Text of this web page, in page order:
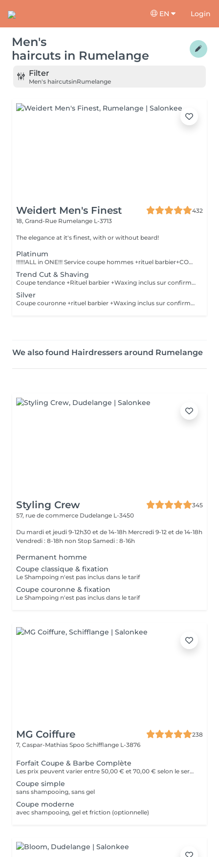
EN Login
Men's
haircuts in Rumelange
Filter
Men's haircutsinRumelange
Weidert Men's Finest
432
18, Grand-Rue Rumelange L-3713
The elegance at it's finest, with or without beard!
Platinum
!!!!!!ALL in ONE!!! Service coupe hommes +rituel barbier+COLORATION de BARBE +Waxing inclus sur confirmation personnelle Shampoing &styling inclus
Trend Cut & Shaving
Coupe tendance +Rituel barbier +Waxing inclus sur confirmation personnelle Shampoing&styling inclus
Silver
Coupe couronne +rituel barbier +Waxing inclus sur confirmation personnelle
We also found Hairdressers around Rumelange
Styling Crew
345
57, rue de commerce Dudelange L-3450
Du mardi et jeudi 9-12h30 et de 14-18h Mercredi 9-12 et de 14-18h
Vendredi : 8-18h non Stop Samedi : 8-16h
Permanent homme
Coupe classique & fixation
Le Shampoing n'est pas inclus dans le tarif
Coupe couronne & fixation
Le Shampoing n'est pas inclus dans le tarif
MG Coiffure
238
7, Caspar-Mathias Spoo Schifflange L-3876
Forfait Coupe & Barbe Complète
Les prix peuvent varier entre 50,00 € et 70,00 € selon le service
Coupe simple
sans shampooing, sans gel
Coupe moderne
avec shampooing, gel et friction (optionnelle)